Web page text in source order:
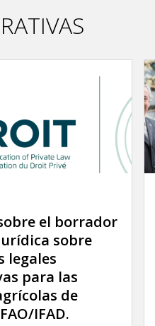
el borrador
sobre
legales
para las
de
IFAD.